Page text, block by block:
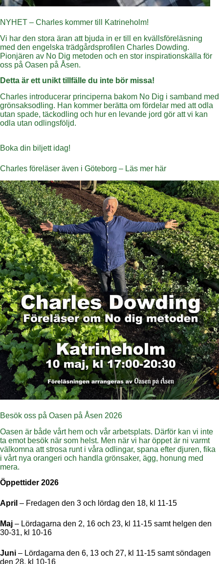
NYHET – Charles kommer till Katrineholm!
Vi har den stora äran att bjuda in er till en kvällsföreläsning
med den engelska trädgårdsprofilen Charles Dowding.
Pionjären av No Dig metoden och en stor inspirationskälla för
oss på Oasen på Åsen.
Detta är ett unikt tillfälle du inte bör missa!
Charles introducerar principerna bakom No Dig i samband med
grönsaksodling. Han kommer berätta om fördelar med att odla
utan spade, täckodling och hur en levande jord gör att vi kan
odla utan odlingsföljd.
Boka din biljett idag!
Charles föreläser även i Göteborg – Läs mer här
Besök oss på Oasen på Åsen 2026
Oasen är både vårt hem och vår arbetsplats. Därför kan vi inte
ta emot besök när som helst. Men när vi har öppet är ni varmt
välkomna att strosa runt i våra odlingar, spana efter djuren, fika
i vårt nya orangeri och handla grönsaker, ägg, honung med
mera.
Öppettider 2026
April – Fredagen den 3 och lördag den 18, kl 11-15
Maj – Lördagarna den 2, 16 och 23, kl 11-15 samt helgen den
30-31, kl 10-16
Juni – Lördagarna den 6, 13 och 27, kl 11-15 samt söndagen
den 28, kl 10-16